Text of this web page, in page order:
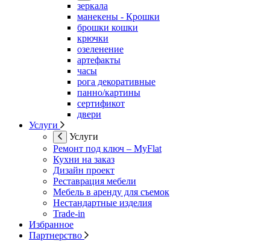
зеркала
манекены - Крошки
брошки кошки
крючки
озеленение
артефакты
часы
рога декоративные
панно/картины
сертификот
двери
Услуги
Услуги
Ремонт под ключ – MyFlat
Кухни на заказ
Дизайн проект
Реставрация мебели
Мебель в аренду для съемок
Нестандартные изделия
Trade-in
Избранное
Партнерство